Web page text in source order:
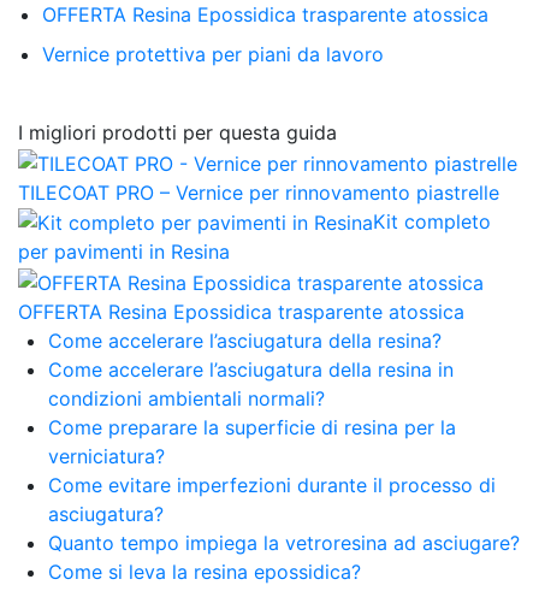
OFFERTA Resina Epossidica trasparente atossica
Vernice protettiva per piani da lavoro
I migliori prodotti per questa guida
TILECOAT PRO – Vernice per rinnovamento piastrelle
Kit completo
per pavimenti in Resina
OFFERTA Resina Epossidica trasparente atossica
Come accelerare l’asciugatura della resina?
Come accelerare l’asciugatura della resina in
condizioni ambientali normali?
Come preparare la superficie di resina per la
verniciatura?
Come evitare imperfezioni durante il processo di
asciugatura?
Quanto tempo impiega la vetroresina ad asciugare?
Come si leva la resina epossidica?